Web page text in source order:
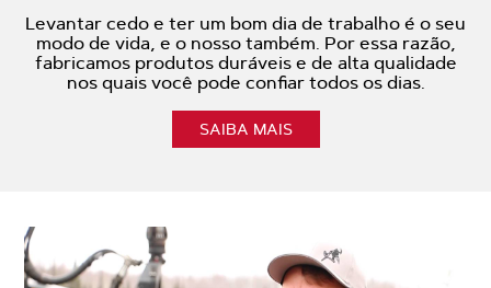
Levantar cedo e ter um bom dia de trabalho é o seu
modo de vida, e o nosso também. Por essa razão,
fabricamos produtos duráveis e de alta qualidade
nos quais você pode confiar todos os dias.
SAIBA MAIS